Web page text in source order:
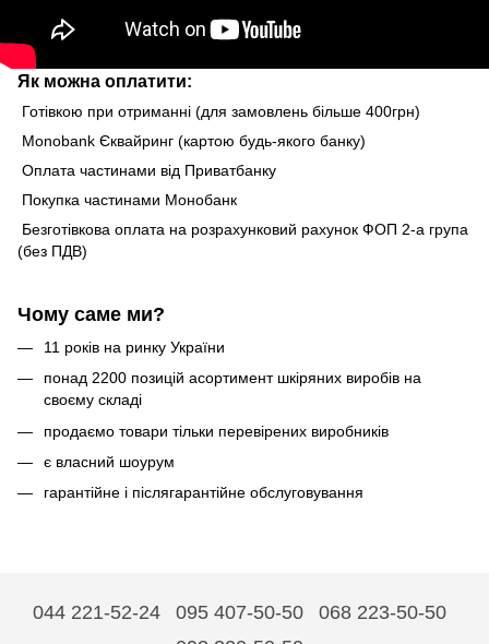
Як можна оплатити:
Готівкою при отриманні (для замовлень більше 400грн)
Monobank Єквайринг (картою будь-якого банку)
Оплата частинами від Приватбанку
Покупка частинами Монобанк
Безготівкова оплата на розрахунковий рахунок ФОП 2-а група
(без ПДВ)
Чому саме ми?
11 років на ринку України
понад 2200 позицій асортимент шкіряних виробів на
своєму складі
продаємо товари тільки перевірених виробників
є власний шоурум
гарантійне і післягарантійне обслуговування
044 221-52-24 095 407-50-50
068 223-50-50